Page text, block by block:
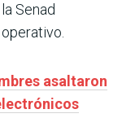
Senad
asaltaron